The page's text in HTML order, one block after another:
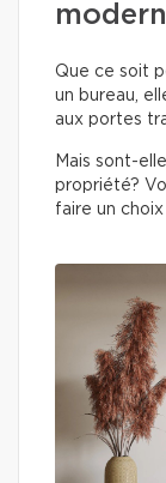
Que ce soit
un bureau,
aux portes
Mais sont-
propriété?
faire un choix